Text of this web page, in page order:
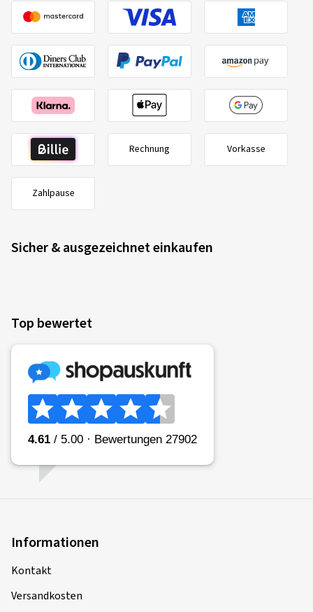
Rechnung Vorkasse
Zahlpause
Sicher & ausgezeichnet einkaufen
Top bewertet
Informationen
Kontakt
Versandkosten